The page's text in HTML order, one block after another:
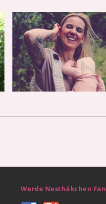
Werde Nesthäkchen Fan